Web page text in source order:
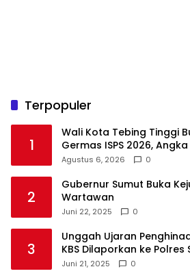
Terpopuler
1
Wali Kota Tebing Tinggi
Germas ISPS 2026,
1,5 Persen
Agustus 6, 2026 0
2
Gubernur Sumut Buka
Wartawan
Juni 22, 2025 0
3
Unggah Ujaran
KBS Dilaporkan ke
Juni 21, 2025 0